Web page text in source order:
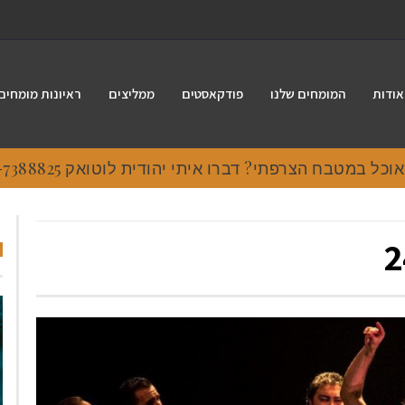
אודות המומחים שלנו פודקאסטים ממליצים ראיונות
במטבח הצרפתי? דברו איתי יהודית לוטואק 054-7388825.